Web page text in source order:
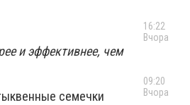
и эффективнее, чем
семечки
16:22
Вчора
09:20
Вчора